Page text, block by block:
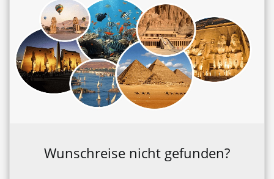
Wunschreise nicht gefunden?